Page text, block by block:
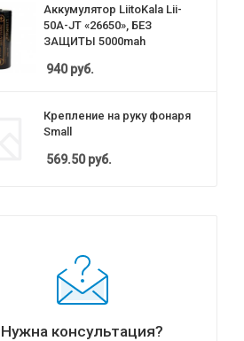
Аккумулятор LiitoKala Lii-
50A-JT «26650», БЕЗ
ЗАЩИТЫ 5000mah
940руб.
Крепление на руку фонаря
Small
569.50руб.
Нужна консультация?